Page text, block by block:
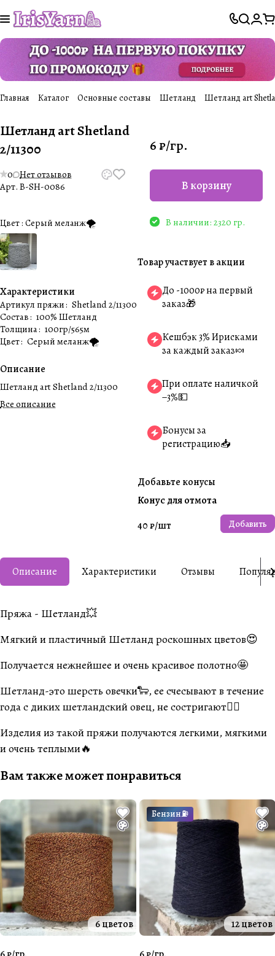
Главная Каталог Основные составы Шетланд Шетланд art
Шетланд art Shetland
2/11300
0 Нет отзывов
Арт. B-SH-0086
Цвет : Серый меланж🌪️
Характеристики
Артикул пряжи: Shetland 2/11300
Состав: 100% Шетланд
Толщина: 100гр/565м
Цвет: Серый меланж🌪️
Описание
Шетланд art Shetland 2/11300
Все описание
6 ₽/гр.
В корзину
В наличии: 2320 гр.
Товар участвует в акции
До -1000₽ на первый
заказ🎁
Кешбэк 3% Ирисками
за каждый заказ🍬
При оплате наличкой
−3%💵
Бонусы за
регистрацию📥
Добавьте конусы
Конус для отмота
40 ₽/шт Добавить
Описание Характеристики Отзывы
Пряжа - Шетланд💥
Мягкий и пластичный Шетланд роскошных цветов😍
Получается нежнейшее и очень красивое полотно🤩
Шетланд-это шерсть овечки🐑, ее счесывают в течение
года с диких шетландский овец, не состригают☝🏽
Изделия из такой пряжи получаются легкими, мягкими
и очень теплыми🔥
Вам также может понравиться
6 цветов
Бензин⛽️
12 цветов